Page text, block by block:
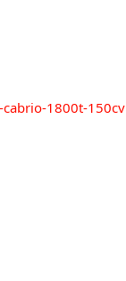
1800t-150cv